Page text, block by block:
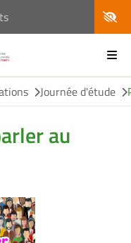
Journée d'étude
au